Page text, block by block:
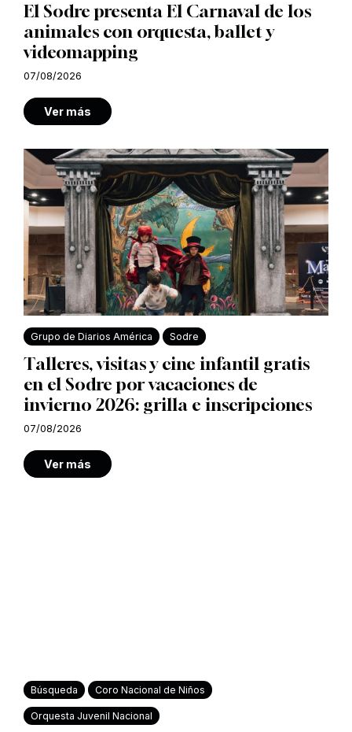
El Sodre presenta El Carnaval de los
animales con orquesta, ballet y
videomapping
07/08/2026
Ver más
Grupo de Diarios América Sodre
Talleres, visitas y cine infantil gratis
en el Sodre por vacaciones de
invierno 2026: grilla e inscripciones
07/08/2026
Ver más
Búsqueda Coro Nacional de Niños
Orquesta Juvenil Nacional